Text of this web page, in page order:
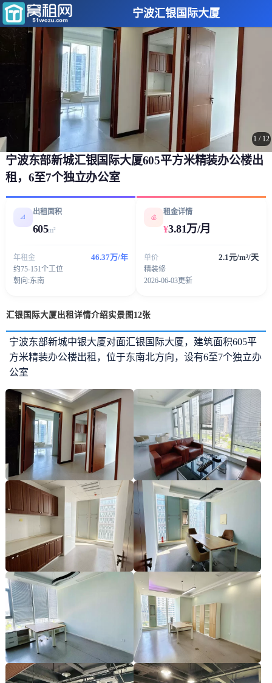
宁波汇银国际大厦
1 / 12
宁波东部新城汇银国际大厦605平方米精装办公楼出
租，6至7个独立办公室
📐
出租面积
605m²
年租金 46.37万/年
约75-151个工位
朝向:东南
💰
租金详情
¥3.81万/月
单价 2.1元/m²/天
精装修
2026-06-03更新
汇银国际大厦出租详情介绍实景图12张
宁波东部新城中银大厦对面汇银国际大厦，建筑面积605平
方米精装办公楼出租，位于东南北方向，设有6至7个独立办
公室